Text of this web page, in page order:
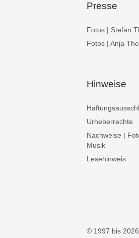
Presse
Fotos | Stefan
Fotos | Anja
Hinweise
Urheberrechte
Nachweise |
Musik
Lesehinweis
© 1997 bis